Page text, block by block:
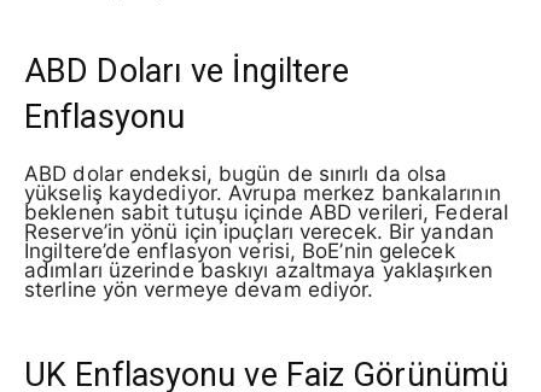
ABD Doları ve İngiltere
Enflasyonu
ABD dolar endeksi, bugün de sınırlı da olsa
yükseliş kaydediyor. Avrupa merkez bankalarının
beklenen sabit tutuşu içinde ABD verileri, Federal
Reserve’in yönü için ipuçları verecek. Bir yandan
İngiltere’de enflasyon verisi, BoE’nin gelecek
adımları üzerinde baskıyı azaltmaya yaklaşırken
sterline yön vermeye devam ediyor.
UK Enflasyonu ve Faiz Görünümü